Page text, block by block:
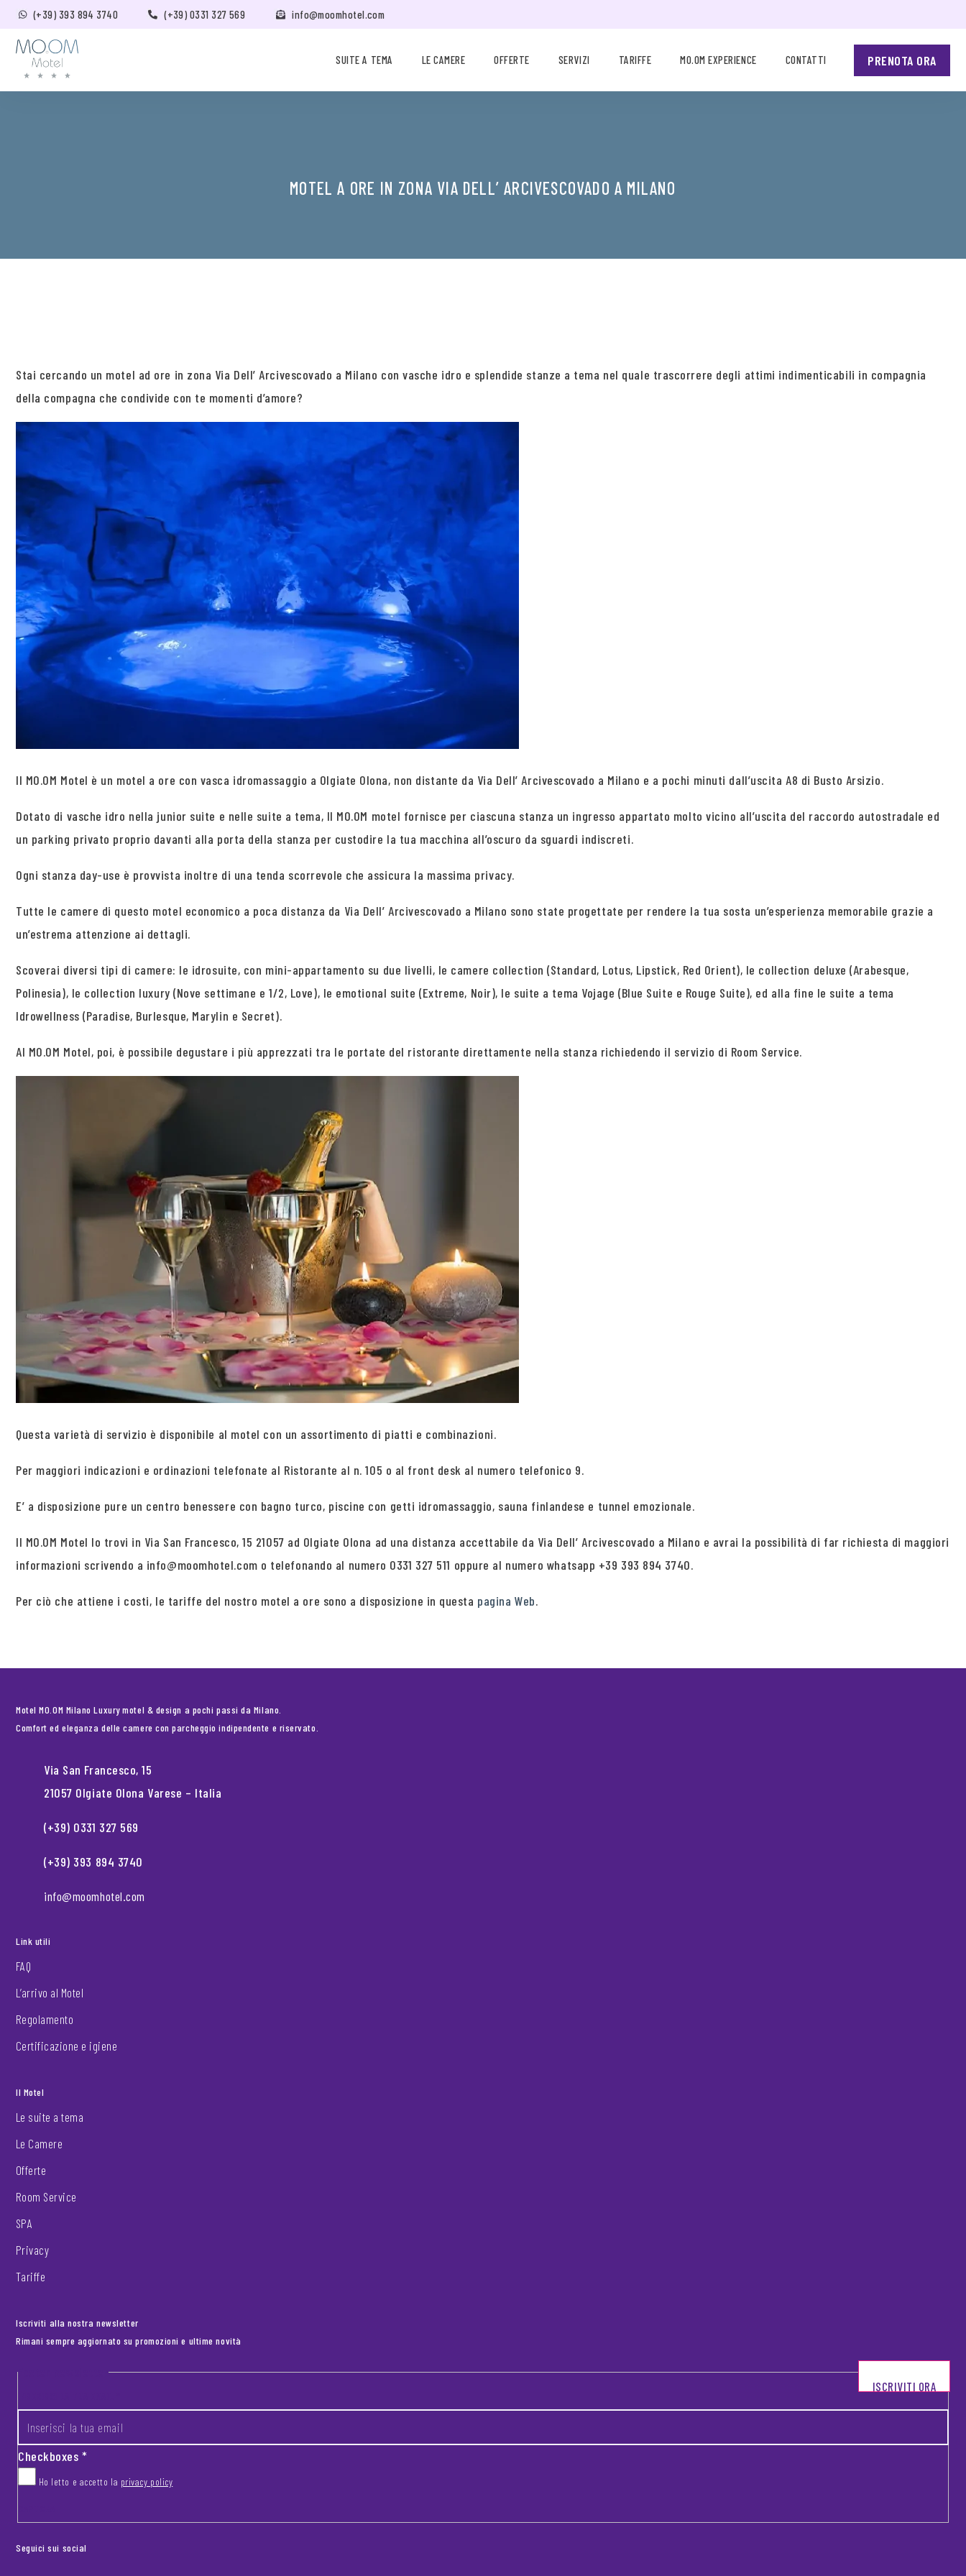
(+39) 393 894 3740 (+39) 0331 327 569 info@moomhotel.com
SUITE A TEMA LE CAMERE OFFERTE SERVIZI TARIFFE MO.OM EXPERIENCE CONTATTI PRENOTA ORA
MOTEL A ORE IN ZONA VIA DELL’ ARCIVESCOVADO A MILANO
Stai cercando un motel ad ore in zona Via Dell’ Arcivescovado a Milano con vasche idro e splendide stanze a tema nel quale trascorrere degli attimi indimenticabili in compagnia
della compagna che condivide con te momenti d’amore?
Il MO.OM Motel è un motel a ore con vasca idromassaggio a Olgiate Olona, non distante da Via Dell’ Arcivescovado a Milano e a pochi minuti dall’uscita A8 di Busto Arsizio.
Dotato di vasche idro nella junior suite e nelle suite a tema, Il MO.OM motel fornisce per ciascuna stanza un ingresso appartato molto vicino all’uscita del raccordo autostradale ed
un parking privato proprio davanti alla porta della stanza per custodire la tua macchina all’oscuro da sguardi indiscreti.
Ogni stanza day-use è provvista inoltre di una tenda scorrevole che assicura la massima privacy.
Tutte le camere di questo motel economico a poca distanza da Via Dell’ Arcivescovado a Milano sono state progettate per rendere la tua sosta un’esperienza memorabile grazie a
un’estrema attenzione ai dettagli.
Scoverai diversi tipi di camere: le idrosuite, con mini-appartamento su due livelli, le camere collection (Standard, Lotus, Lipstick, Red Orient), le collection deluxe (Arabesque,
Polinesia), le collection luxury (Nove settimane e 1/2, Love), le emotional suite (Extreme, Noir), le suite a tema Vojage (Blue Suite e Rouge Suite), ed alla fine le suite a tema
Idrowellness (Paradise, Burlesque, Marylin e Secret).
Al MO.OM Motel, poi, è possibile degustare i più apprezzati tra le portate del ristorante direttamente nella stanza richiedendo il servizio di Room Service.
Questa varietà di servizio è disponibile al motel con un assortimento di piatti e combinazioni.
Per maggiori indicazioni e ordinazioni telefonate al Ristorante al n. 105 o al front desk al numero telefonico 9.
E’ a disposizione pure un centro benessere con bagno turco, piscine con getti idromassaggio, sauna finlandese e tunnel emozionale.
Il MO.OM Motel lo trovi in Via San Francesco, 15 21057 ad Olgiate Olona ad una distanza accettabile da Via Dell’ Arcivescovado a Milano e avrai la possibilità di far richiesta di maggiori
informazioni scrivendo a info@moomhotel.com o telefonando al numero 0331 327 511 oppure al numero whatsapp +39 393 894 3740.
Per ciò che attiene i costi, le tariffe del nostro motel a ore sono a disposizione in questa pagina Web.
Motel MO.OM Milano Luxury motel & design a pochi passi da Milano.
Comfort ed eleganza delle camere con parcheggio indipendente e riservato.
Via San Francesco, 15
21057 Olgiate Olona Varese – Italia
(+39) 0331 327 569
(+39) 393 894 3740
info@moomhotel.com
Link utili
FAQ
L’arrivo al Motel
Regolamento
Certificazione e igiene
Il Motel
Le suite a tema
Le Camere
Offerte
Room Service
SPA
Privacy
Tariffe
Iscriviti alla nostra newsletter
Rimani sempre aggiornato su promozioni e ultime novità
Footer newsletter
Checkboxes*
Ho letto e accetto la privacy policy
ISCRIVITI ORA
Seguici sui social